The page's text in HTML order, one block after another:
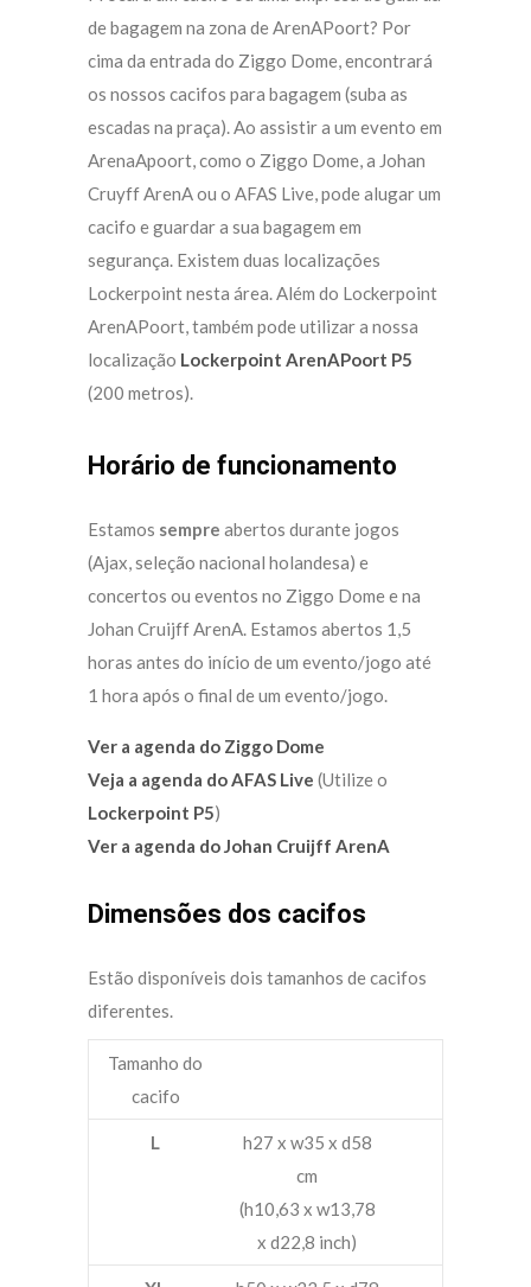
de bagagem na zona de ArenAPoort? Por
cima da entrada do Ziggo Dome, encontrará
os nossos cacifos para bagagem (suba as
escadas na praça). Ao assistir a um evento em
ArenaApoort, como o Ziggo Dome, a Johan
Cruyff ArenA ou o AFAS Live, pode alugar um
cacifo e guardar a sua bagagem em
segurança. Existem duas localizações
Lockerpoint nesta área. Além do Lockerpoint
ArenAPoort, também pode utilizar a nossa
localização Lockerpoint ArenAPoort P5
(200 metros).
Horário de funcionamento
Estamos sempre abertos durante jogos
(Ajax, seleção nacional holandesa) e
concertos ou eventos no Ziggo Dome e na
Johan Cruijff ArenA. Estamos abertos 1,5
horas antes do início de um evento/jogo até
1 hora após o final de um evento/jogo.
Ver a agenda do Ziggo Dome
Veja a agenda do AFAS Live (Utilize o
Lockerpoint P5)
Ver a agenda do Johan Cruijff ArenA
Dimensões dos cacifos
Estão disponíveis dois tamanhos de cacifos
diferentes.
Tamanho do
cacifo
L
h27 x w35 x d58
cm
(h10,63 x w13,78
x d22,8 inch)